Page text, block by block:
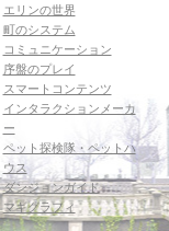
エリンの世界
町のシステム
コミュニケーション
序盤のプレイ
スマートコンテンツ
インタラクションメーカ
ー
ペット探検隊・ペットハ
ウス
ダンジョンガイド
マギグラフィ